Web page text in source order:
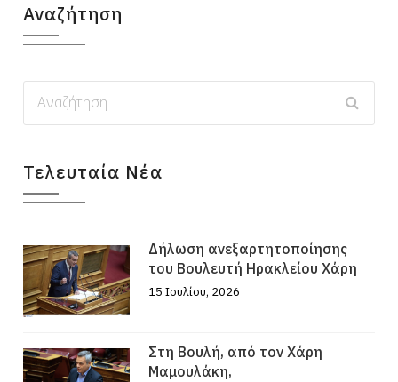
Αναζήτηση
Τελευταία Νέα
Δήλωση ανεξαρτητοποίησης
του Βουλευτή Ηρακλείου Χάρη
15 Ιουλίου, 2026
Στη Βουλή, από τον Χάρη
Μαμουλάκη,